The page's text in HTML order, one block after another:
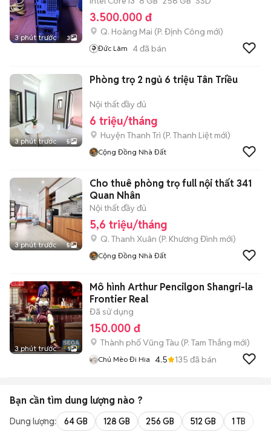
3 phút trước 3
3.500.000 đ
Q. Hoàng Mai (P. Định Công mới)
Đức Lâm 4đã bán
3 phút trước 5
Phòng trọ 2 ngủ 6 triệu Tân Triều
Nội thất đầy đủ
6 triệu/tháng
Huyện Thanh Trì (P. Thanh Liệt mới)
Cộng Đồng Nhà Đất
3 phút trước 5
Cho thuê phòng trọ full nội thất 341
Quan Nhân
Nội thất đầy đủ
5,6 triệu/tháng
Q. Thanh Xuân (P. Khương Đình mới)
Cộng Đồng Nhà Đất
3 phút trước 1
Mô hình Arthur Pencilgon Shangri-la
Frontier Real
Đã sử dụng
150.000 đ
Thành phố Vũng Tàu (P. Tam Thắng mới)
Chú Mèo Đi Hia 4.5 135 đã bán
Bạn cần tìm dung lượng nào ?
Dung lượng: 64 GB 128 GB 256 GB 512 GB 1 TB